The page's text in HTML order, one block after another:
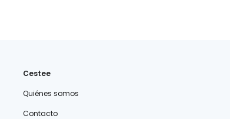
Cestee
Quiénes somos
Contacto